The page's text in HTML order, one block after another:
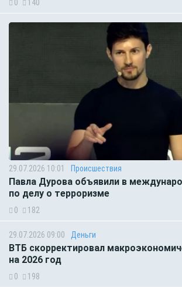
0 140
29.07.2026 10:01 Происшествия
Павла Дурова объявили в
по делу о терроризме
0 182
29.07.2026 09:00 Деньги
ВТБ скорректировал
на 2026 год
0 198